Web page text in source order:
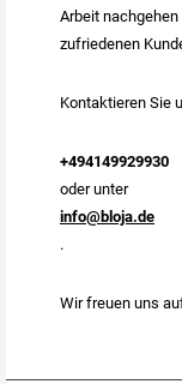
Arbeit
zufriedenen
Kontaktieren Sie
+494149929930
oder unter
info@bloja.de
.
Wir freuen uns